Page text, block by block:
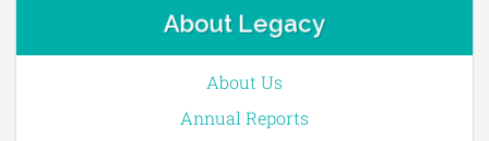
About Legacy
About Us
Annual Reports